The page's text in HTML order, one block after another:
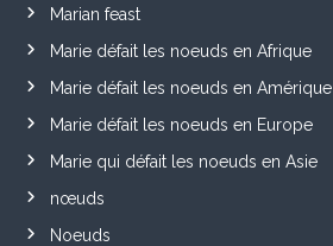
Marian feast
Marie défait les noeuds en Afrique
Marie défait les noeuds en Amérique
Marie défait les noeuds en Europe
Marie qui défait les noeuds en Asie
nœuds
Noeuds